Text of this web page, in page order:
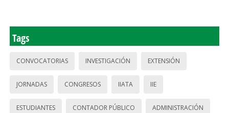
Tags
CONVOCATORIAS INVESTIGACIÓN EXTENSIÓN
JORNADAS CONGRESOS IIATA IIE
ESTUDIANTES CONTADOR PÚBLICO ADMINISTRACIÓN